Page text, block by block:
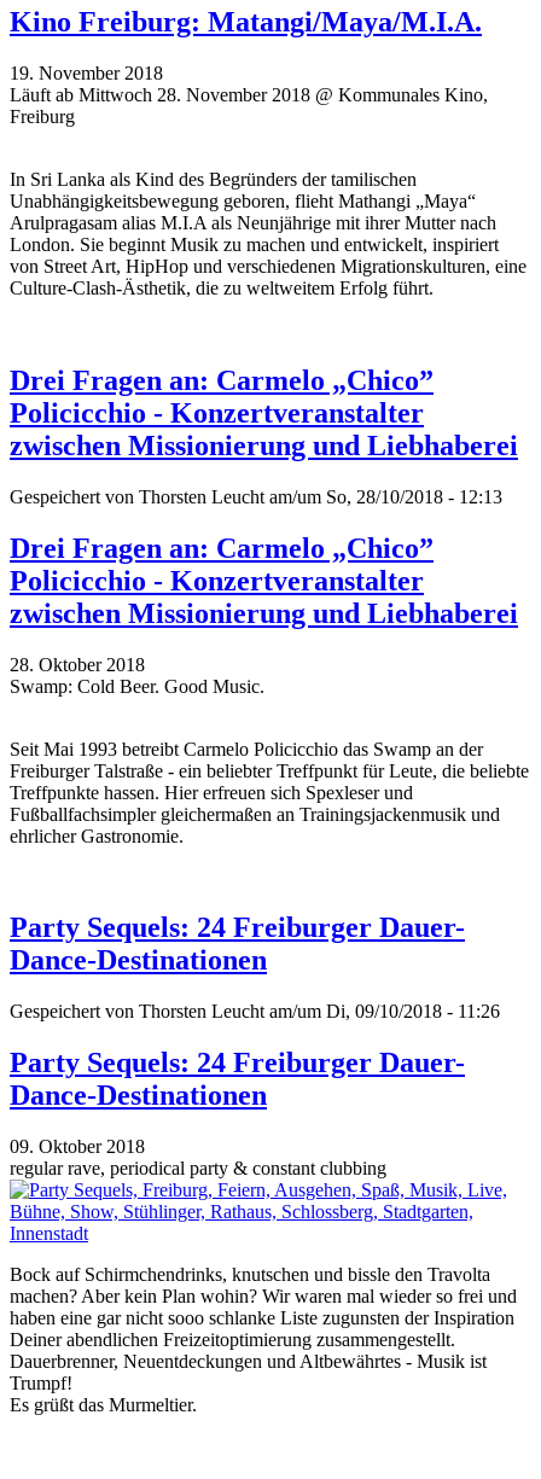
Kino Freiburg: Matangi/Maya/M.I.A.
19. November 2018
Läuft ab Mittwoch 28. November 2018 @ Kommunales Kino,
Freiburg
In Sri Lanka als Kind des Begründers der tamilischen
Unabhängigkeitsbewegung geboren, flieht Mathangi „Maya“
Arulpragasam alias M.I.A als Neunjährige mit ihrer Mutter nach
London. Sie beginnt Musik zu machen und entwickelt, inspiriert
von Street Art, HipHop und verschiedenen Migrationskulturen, eine
Culture-Clash-Ästhetik, die zu weltweitem Erfolg führt.
Drei Fragen an: Carmelo „Chico”
Policicchio - Konzertveranstalter
zwischen Missionierung und Liebhaberei
Gespeichert von Thorsten Leucht am/um So, 28/10/2018 - 12:13
Drei Fragen an: Carmelo „Chico”
Policicchio - Konzertveranstalter
zwischen Missionierung und Liebhaberei
28. Oktober 2018
Swamp: Cold Beer. Good Music.
Seit Mai 1993 betreibt Carmelo Policicchio das Swamp an der
Freiburger Talstraße - ein beliebter Treffpunkt für Leute, die beliebte
Treffpunkte hassen. Hier erfreuen sich Spexleser und
Fußballfachsimpler gleichermaßen an Trainingsjackenmusik und
ehrlicher Gastronomie.
Party Sequels: 24 Freiburger Dauer-
Dance-Destinationen
Gespeichert von Thorsten Leucht am/um Di, 09/10/2018 - 11:26
Party Sequels: 24 Freiburger Dauer-
Dance-Destinationen
09. Oktober 2018
regular rave, periodical party & constant clubbing
Bock auf Schirmchendrinks, knutschen und bissle den Travolta
machen? Aber kein Plan wohin? Wir waren mal wieder so frei und
haben eine gar nicht sooo schlanke Liste zugunsten der Inspiration
Deiner abendlichen Freizeitoptimierung zusammengestellt.
Dauerbrenner, Neuentdeckungen und Altbewährtes - Musik ist
Trumpf!
Es grüßt das Murmeltier.